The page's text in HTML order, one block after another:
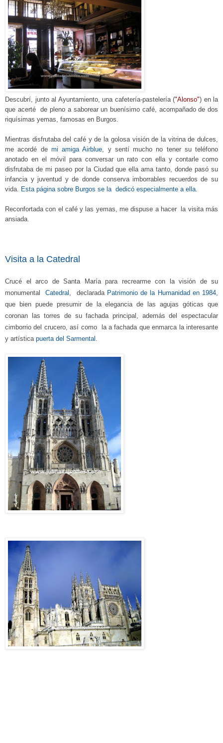
Descubrí, junto al Ayuntamiento, una cafetería-pastelería ("Alonso") en la
que acerté de pleno a saborear un buenísimo café, acompañado de dos
riquísimas yemas, famosas en Burgos.
Mientras disfrutaba del café y de la golosa visión de la vitrina de dulces,
me acordé de mi amiga Airblue , y sentí mucho no tener su teléfono
anotado en el móvil para conversar un rato con ella y contarle como
disfrutaba de mi paseo por la Ciudad que ella ama tanto, donde pasó su
infancia y juventud y de donde conserva imborrables recuerdos de su
vida.
Esta página sobre Burgos se la dedicó especialmente a ella.
Reconfortada con el café y las yemas, me dispuse a hacer la visita más
ansiada.
Visita a la Catedral
Crucé el arco de Santa María para recrearme con la visión de su
monumental
Catedral declarada Patrimonio de la Humanidad en 1984,
que bien puede presumir de la elegancia de las agujas góticas que
coronan las torres de su fachada principal, además del espectacular
cimborrio del crucero, así como
la a fachada queenmarca la interesante
y artística puerta del Sarmental.